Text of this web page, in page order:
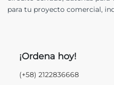
para tu proyecto comercial,
¡Ordena hoy!
(+58) 2122836668